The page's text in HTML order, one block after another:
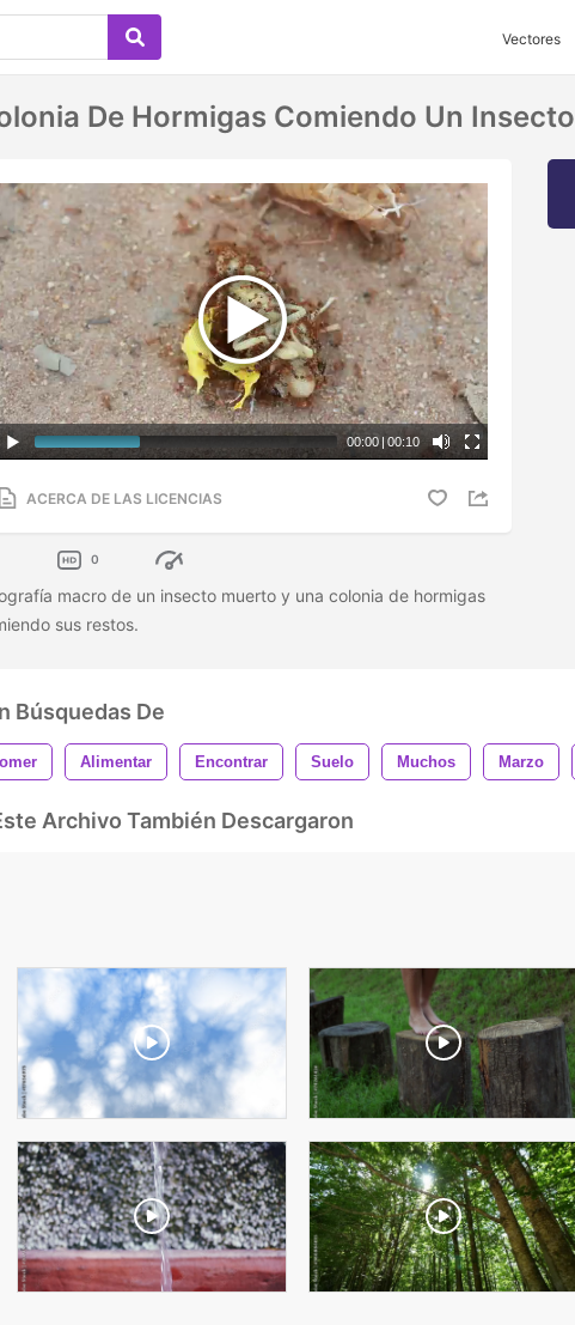
Vectores
De Hormigas Comiendo Un Insecto
00:00 | 00:10
ACERCA DE LAS LICENCIAS
0
macro de un insecto muerto y una colonia de hormigas
sus restos.
Búsquedas De
Alimentar Encontrar Suelo Muchos Marzo
Archivo También Descargaron